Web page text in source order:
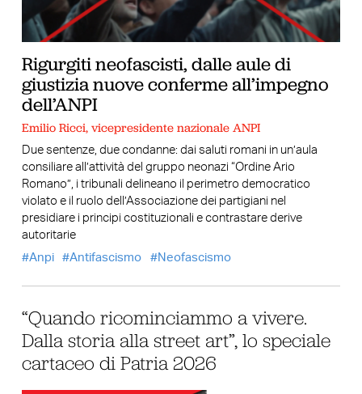
Rigurgiti neofascisti, dalle aule di
giustizia nuove conferme all’impegno
dell’ANPI
Emilio Ricci, vicepresidente nazionale ANPI
Due sentenze, due condanne: dai saluti romani in un’aula
consiliare all’attività del gruppo neonazi “Ordine Ario
Romano”, i tribunali delineano il perimetro democratico
violato e il ruolo dell’Associazione dei partigiani nel
presidiare i principi costituzionali e contrastare derive
autoritarie
Anpi
Antifascismo Neofascismo
“Quando ricominciammo a vivere.
Dalla storia alla street art”, lo speciale
cartaceo di Patria 2026